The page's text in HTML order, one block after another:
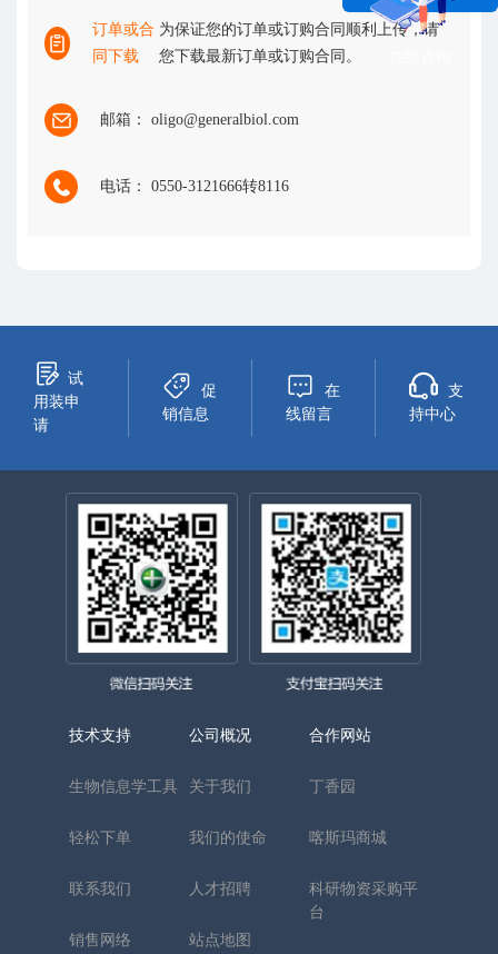
订单或合
同下载
为保证您的订单或订购合同顺利上传，请
您下载最新订单或订购合同。
邮箱： oligo@generalbiol.com
电话： 0550-3121666转8116
试
用装申
请
促
销信息
在
线留言
支
持中心
技术支持
生物信息学工具
轻松下单
联系我们
销售网络
公司概况
关于我们
我们的使命
人才招聘
站点地图
合作网站
丁香园
喀斯玛商城
科研物资采购平
台